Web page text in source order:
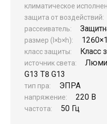
климатическое
защита от воздействий:
рассеиватель:
размер (l×b×h):
класс защиты: Класс
источник света:
G13 T8 G13
тип пра: ЭПРА
напряжение: 220 В
частота: 50 Гц